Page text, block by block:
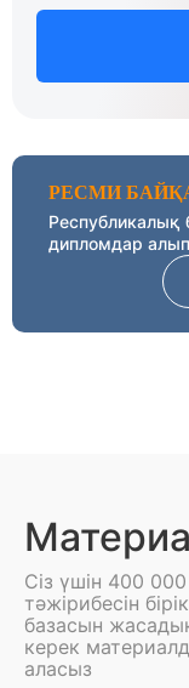
РЕСМИ
дипломдар
Сіз үшін 400
тәжірибесін
базасын
керек
аласыз